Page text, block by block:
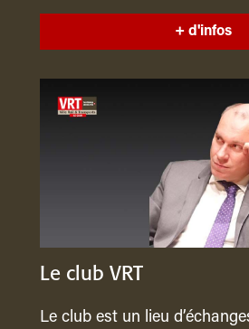
+ d'infos
Le club VRT
Le club est un lieu